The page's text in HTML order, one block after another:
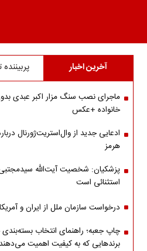
آخرین اخبار
ماجرای نصب سنگ مزار اکبر عبدی
خانواده +عکس
ادعایی جدید از وال‌استریت‌ژورنال
هرمز
پزشکیان: شخصیت آیت‌الله
استثنائی است
درخواست سازمان ملل از ایران و آمریکا
چاپ جعبه؛ راهنمای انتخاب
برندهایی که به کیفیت اهمیت می‌دهند